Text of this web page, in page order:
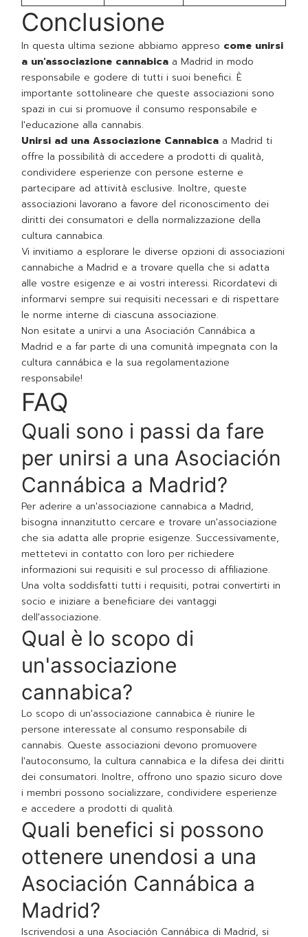
Conclusione
In questa ultima sezione abbiamo appreso come unirsi
a un'associazione cannabica a Madrid in modo
responsabile e godere di tutti i suoi benefici. È
importante sottolineare che queste associazioni sono
spazi in cui si promuove il consumo responsabile e
l'educazione alla cannabis.
Unirsi ad una Associazione Cannabica a Madrid ti
offre la possibilità di accedere a prodotti di qualità,
condividere esperienze con persone esterne e
partecipare ad attività esclusive. Inoltre, queste
associazioni lavorano a favore del riconoscimento dei
diritti dei consumatori e della normalizzazione della
cultura cannabica.
Vi invitiamo a esplorare le diverse opzioni di associazioni
cannabiche a Madrid e a trovare quella che si adatta
alle vostre esigenze e ai vostri interessi. Ricordatevi di
informarvi sempre sui requisiti necessari e di rispettare
le norme interne di ciascuna associazione.
Non esitate a unirvi a una Asociación Cannábica a
Madrid e a far parte di una comunità impegnata con la
cultura cannábica e la sua regolamentazione
responsabile!
FAQ
Quali sono i passi da fare
per unirsi a una Asociación
Cannábica a Madrid?
Per aderire a un'associazione cannabica a Madrid,
bisogna innanzitutto cercare e trovare un'associazione
che sia adatta alle proprie esigenze. Successivamente,
mettetevi in contatto con loro per richiedere
informazioni sui requisiti e sul processo di affiliazione.
Una volta soddisfatti tutti i requisiti, potrai convertirti in
socio e iniziare a beneficiare dei vantaggi
dell'associazione.
Qual è lo scopo di
un'associazione
cannabica?
Lo scopo di un'associazione cannabica è riunire le
persone interessate al consumo responsabile di
cannabis. Queste associazioni devono promuovere
l'autoconsumo, la cultura cannabica e la difesa dei diritti
dei consumatori. Inoltre, offrono uno spazio sicuro dove
i membri possono socializzare, condividere esperienze
e accedere a prodotti di qualità.
Quali benefici si possono
ottenere unendosi a una
Asociación Cannábica a
Madrid?
Iscrivendosi a una Asociación Cannábica di Madrid, si